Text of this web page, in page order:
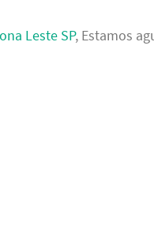
Leste SP, Estamos